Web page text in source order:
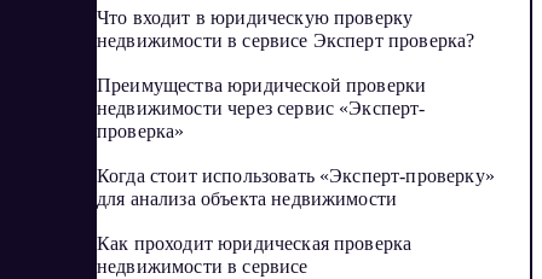
Что входит в юридическую проверку
недвижимости в сервисе Эксперт проверка?
Преимущества юридической проверки
недвижимости через сервис «Эксперт-
проверка»
Когда стоит использовать «Эксперт-проверку»
для анализа объекта недвижимости
Как проходит юридическая проверка
недвижимости в сервисе